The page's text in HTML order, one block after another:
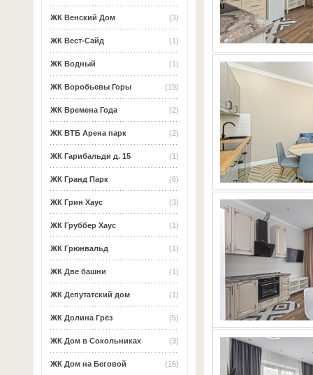
(3)
ЖК Венский Дом
(1)
ЖК Вест-Сайд
(1)
ЖК Водный
(19)
ЖК Воробьевы Горы
(2)
ЖК Времена Года
(2)
ЖК ВТБ Арена парк
(1)
ЖК Гарибальди д. 15
(6)
ЖК Гранд Парк
(3)
ЖК Грин Хаус
(1)
ЖК Груббер Хаус
(1)
ЖК Грюнвальд
(1)
ЖК Две башни
(1)
ЖК Депутатский дом
(5)
ЖК Долина Грёз
(3)
ЖК Дом в Сокольниках
(16)
ЖК Дом на Беговой